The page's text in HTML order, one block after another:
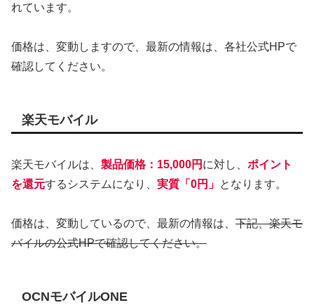
れています。
価格は、変動しますので、最新の情報は、各社公式HPで
確認してください。
楽天モバイル
楽天モバイルは、 製品価格：15,000円 に対し、 ポイント
を還元するシステムになり、 実質「0円」 となります。
価格は、変動しているので、最新の情報は、 下記、楽天モ
バイルの公式HPで確認してください。
OCNモバイルONE